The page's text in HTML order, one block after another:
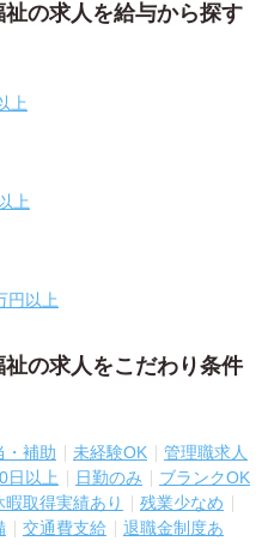
の求人を給与から探す
上
上
円以上
の求人をこだわり条件
・補助 未経験OK
管理職求人
日以上 日勤のみ
ブランクOK
取得実績あり
残業少なめ
交通費支給
退職金制度あ